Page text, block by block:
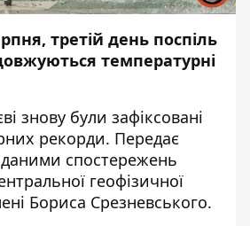
третій день поспіль
температурні
знову були зафіксовані
рекорди. Передає
спостережень
геофізичної
Бориса Срезневського.